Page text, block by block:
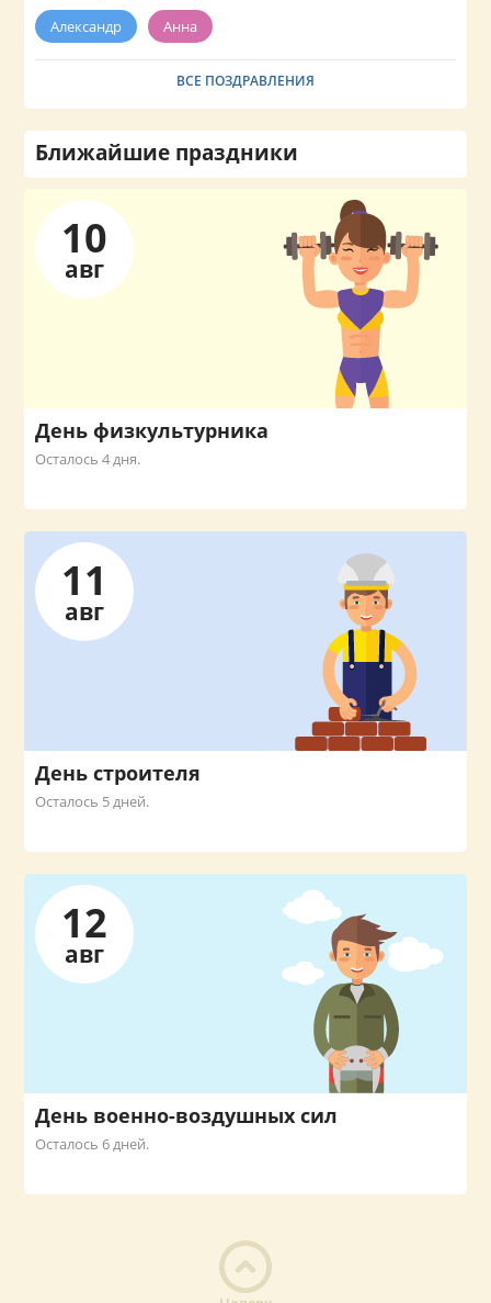
Александр Анна
ВСЕ ПОЗДРАВЛЕНИЯ
Ближайшие праздники
10
авг
День физкультурника
Осталось 4 дня.
11
авг
День строителя
Осталось 5 дней.
12
авг
День военно-воздушных сил
Осталось 6 дней.